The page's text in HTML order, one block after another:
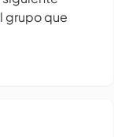
grupo que